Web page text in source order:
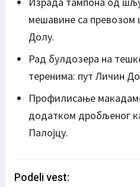
мешавине са
Долу.
Рад булдозера на
теренима: пут Личин
Профилисање
додатком дробљеног
Палојцу.
Podeli vest: